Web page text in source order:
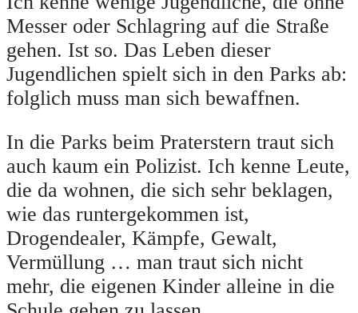
Messer oder Schlagring auf die Straße
gehen. Ist so. Das Leben dieser
Jugendlichen spielt sich in den Parks ab:
folglich muss man sich bewaffnen.
In die Parks beim Praterstern traut sich
auch kaum ein Polizist. Ich kenne Leute,
die da wohnen, die sich sehr beklagen,
wie das runtergekommen ist,
Drogendealer, Kämpfe, Gewalt,
Vermüllung … man traut sich nicht
mehr, die eigenen Kinder alleine in die